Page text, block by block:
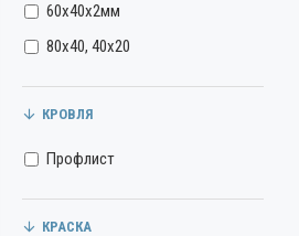
60х40х2мм
80х40, 40х20
КРОВЛЯ
Профлист
КРАСКА